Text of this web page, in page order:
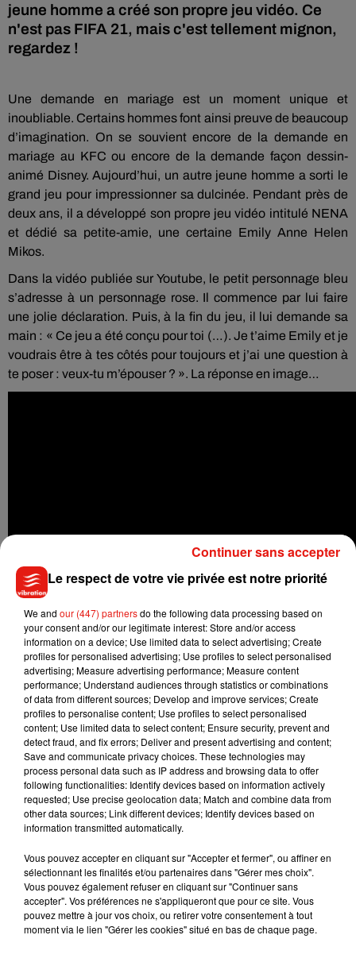
jeune homme a créé son propre jeu vidéo. Ce
n'est pas FIFA 21, mais c'est tellement mignon,
regardez !
Une demande en mariage est un moment unique et
inoubliable. Certains hommes font ainsi preuve de beaucoup
d’imagination. On se souvient encore de la demande en
mariage au KFC ou encore de la demande façon dessin-
animé Disney. Aujourd’hui, un autre jeune homme a sorti le
grand jeu pour impressionner sa dulcinée. Pendant près de
deux ans, il a développé son propre jeu vidéo intitulé NENA
et dédié sa petite-amie, une certaine Emily Anne Helen
Mikos.
Dans la vidéo publiée sur Youtube, le petit personnage bleu
s’adresse à un personnage rose. Il commence par lui faire
une jolie déclaration. Puis, à la fin du jeu, il lui demande sa
main : « Ce jeu a été conçu pour toi (…). Je t’aime Emily et je
voudrais être à tes côtés pour toujours et j’ai une question à
te poser : veux-tu m’épouser ? ». La réponse en image…
Musique
5 août 2026
Benny Blanco invite Selena Gomez et
Becky G sur son nouveau single
4 août 2026
Tiny Desk invite Charlie Puth pour une
live session solaire
Le respect de votre vie privée est notre priorité
We and our (447) partnersdo the following data processing based on
your consent and/or our legitimate interest: Store and/or access
information on a device; Use limited data to select advertising; Create
profiles for personalised advertising; Use profiles to select personalised
advertising; Measure advertising performance; Measure content
performance; Understand audiences through statistics or combinations
of data from different sources; Develop and improve services; Create
profiles to personalise content; Use profiles to select personalised
content; Use limited data to select content; Ensure security, prevent and
detect fraud, and fix errors; Deliver and present advertising and content;
Save and communicate privacy choices. These technologies may
process personal data such as IP address and browsing data to offer
following functionalities: Identify devices based on information actively
requested; Use precise geolocation data; Match and combine data from
other data sources; Link different devices; Identify devices based on
information transmitted automatically.
Vous pouvez accepter en cliquant sur "Accepter et fermer", ou affiner en
sélectionnant les finalités et/ou partenaires dans "Gérer mes choix".
Vous pouvez également refuser en cliquant sur "Continuer sans
accepter". Vos préférences ne s'appliqueront que pour ce site. Vous
pouvez mettre à jour vos choix, ou retirer votre consentement à tout
moment via le lien "Gérer les cookies" situé en bas de chaque page.
Continuer sans accepter